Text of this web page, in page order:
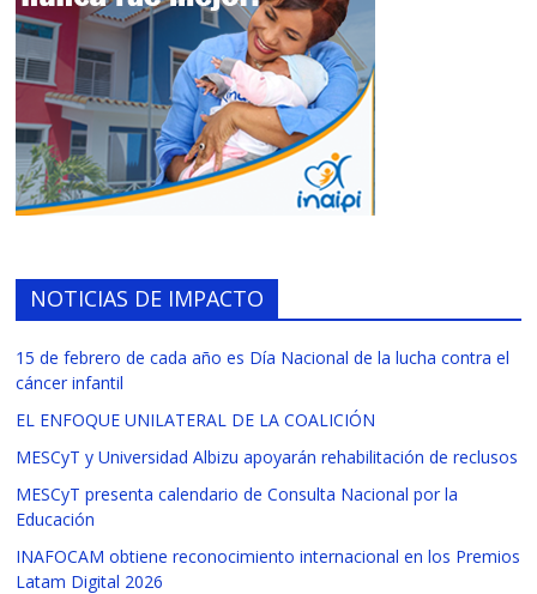
NOTICIAS DE IMPACTO
15 de febrero de cada año es Día Nacional de la lucha contra el
cáncer infantil
EL ENFOQUE UNILATERAL DE LA COALICIÓN
MESCyT y Universidad Albizu apoyarán rehabilitación de reclusos
MESCyT presenta calendario de Consulta Nacional por la
Educación
INAFOCAM obtiene reconocimiento internacional en los Premios
Latam Digital 2026